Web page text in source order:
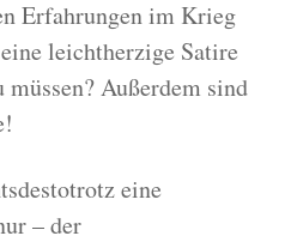
Erfahrungen im Krieg
leichtherzige Satire
Außerdem sind
eine
– der